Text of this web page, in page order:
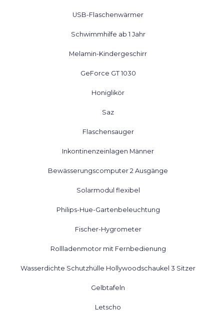
USB-Flaschenwärmer
Schwimmhilfe ab 1 Jahr
Melamin-Kindergeschirr
GeForce GT 1030
Honiglikör
Saz
Flaschensauger
Inkontinenzeinlagen Männer
Bewässerungscomputer 2 Ausgänge
Solarmodul flexibel
Philips-Hue-Gartenbeleuchtung
Fischer-Hygrometer
Rollladenmotor mit Fernbedienung
Wasserdichte Schutzhülle Hollywoodschaukel 3 Sitzer
Gelbtafeln
Letscho